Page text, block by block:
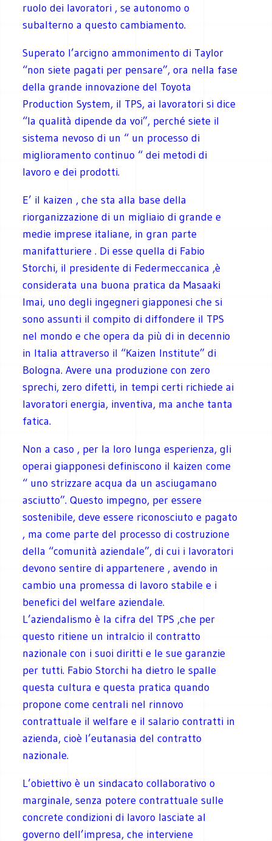
ruolo dei lavoratori , se autonomo o
subalterno a questo cambiamento.
Superato l’arcigno ammonimento di Taylor
“non siete pagati per pensare”, ora nella fase
della grande innovazione del Toyota
Production System, il TPS, ai lavoratori si dice
“la qualità dipende da voi”, perché siete il
sistema nevoso di un “ un processo di
miglioramento continuo “ dei metodi di
lavoro e dei prodotti.
E’ il kaizen , che sta alla base della
riorganizzazione di un migliaio di grande e
medie imprese italiane, in gran parte
manifatturiere . Di esse quella di Fabio
Storchi, il presidente di Federmeccanica ,è
considerata una buona pratica da Masaaki
Imai, uno degli ingegneri giapponesi che si
sono assunti il compito di diffondere il TPS
nel mondo e che opera da più di in decennio
in Italia attraverso il “Kaizen Institute” di
Bologna. Avere una produzione con zero
sprechi, zero difetti, in tempi certi richiede ai
lavoratori energia, inventiva, ma anche tanta
fatica.
Non a caso , per la loro lunga esperienza, gli
operai giapponesi definiscono il kaizen come
“ uno strizzare acqua da un asciugamano
asciutto”. Questo impegno, per essere
sostenibile, deve essere riconosciuto e pagato
, ma come parte del processo di costruzione
della “comunità aziendale”, di cui i lavoratori
devono sentire di appartenere , avendo in
cambio una promessa di lavoro stabile e i
benefici del welfare aziendale.
L’aziendalismo è la cifra del TPS ,che per
questo ritiene un intralcio il contratto
nazionale con i suoi diritti e le sue garanzie
per tutti. Fabio Storchi ha dietro le spalle
questa cultura e questa pratica quando
propone come centrali nel rinnovo
contrattuale il welfare e il salario contratti in
azienda, cioè l’eutanasia del contratto
nazionale.
L’obiettivo è un sindacato collaborativo o
marginale, senza potere contrattuale sulle
concrete condizioni di lavoro lasciate al
governo dell’impresa, che interviene